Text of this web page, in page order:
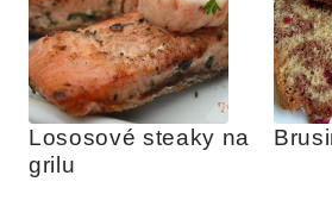
Lososové steaky na
grilu